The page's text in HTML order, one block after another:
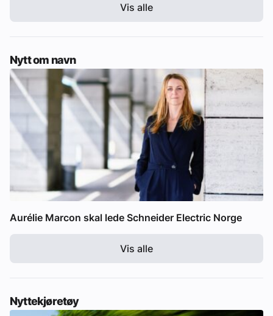
Vis alle
Nytt om navn
Aurélie Marcon skal lede Schneider Electric Norge
Vis alle
Nyttekjøretøy